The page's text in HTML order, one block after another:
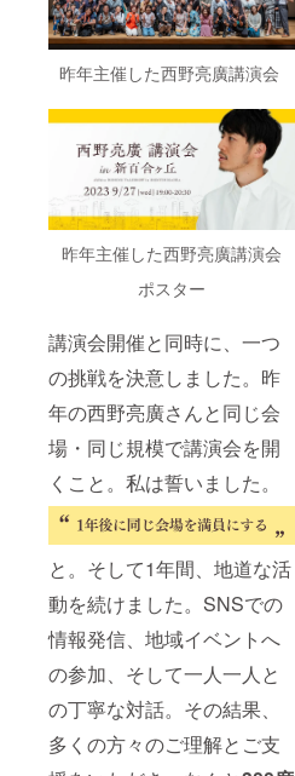
昨年主催した西野亮廣講演会
昨年主催した西野亮廣講演会
ポスター
講演会開催と同時に、一つ
の挑戦を決意しました。昨
年の西野亮廣さんと同じ会
場・同じ規模で講演会を開
くこと。私は誓いました。
と。そして1年間、地道な活
動を続けました。SNSでの
情報発信、地域イベントへ
の参加、そして一人一人と
の丁寧な対話。その結果、
多くの方々のご理解とご支